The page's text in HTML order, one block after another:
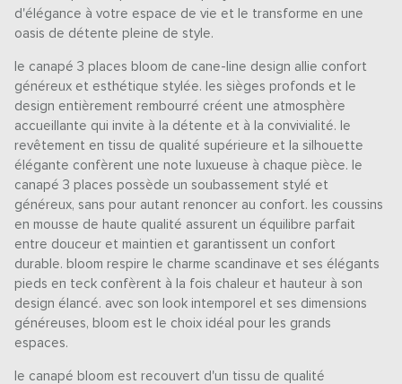
d'élégance à votre espace de vie et le transforme en une
oasis de détente pleine de style.
le canapé 3 places bloom de cane-line design allie confort
généreux et esthétique stylée. les sièges profonds et le
design entièrement rembourré créent une atmosphère
accueillante qui invite à la détente et à la convivialité. le
revêtement en tissu de qualité supérieure et la silhouette
élégante confèrent une note luxueuse à chaque pièce. le
canapé 3 places possède un soubassement stylé et
généreux, sans pour autant renoncer au confort. les coussins
en mousse de haute qualité assurent un équilibre parfait
entre douceur et maintien et garantissent un confort
durable. bloom respire le charme scandinave et ses élégants
pieds en teck confèrent à la fois chaleur et hauteur à son
design élancé. avec son look intemporel et ses dimensions
généreuses, bloom est le choix idéal pour les grands
espaces.
le canapé bloom est recouvert d'un tissu de qualité